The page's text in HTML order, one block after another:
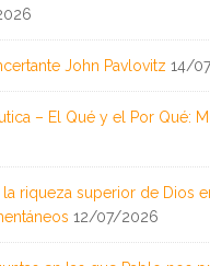
John Pavlovitz 14/
– El Qué y el Por Qué:
la riqueza superior de Dios
12/07/2026